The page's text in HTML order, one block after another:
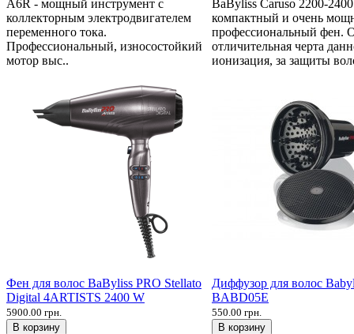
A6R - мощный инструмент с
коллекторным электродвигателем
переменного тока.
Профессиональный, износостойкий
мотор выс..
BaByliss Caruso 2200-
компактный и очень
профессиональный фен.
отличительная черта
ионизация, за защиты
Фен для волос BaByliss PRO Stellato
Digital 4ARTISTS 2400 W
5900.00 грн.
В корзину
Диффузор для волос
BABD05E
550.00 грн.
В корзину